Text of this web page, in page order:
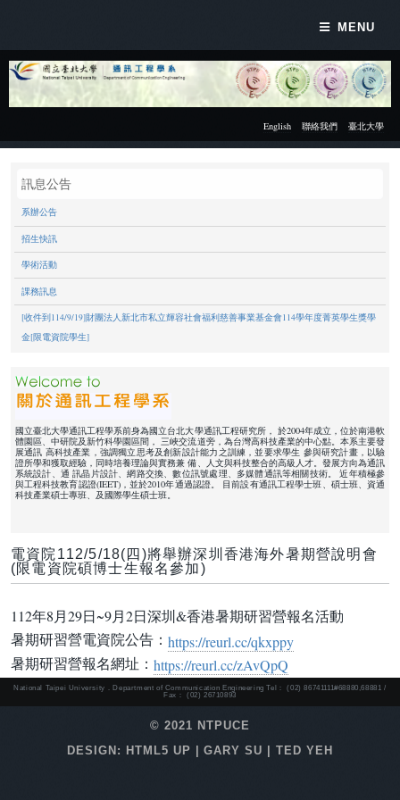
English 聯絡我們 臺北大學
訊息公告
系辦公告
招生快訊
學術活動
課務訊息
[收件到114/9/19]財團法人新北市私立輝容社會福利慈善事業基金會114學年度菁英學生獎學
金[限電資院學生]
國立臺北大學通訊工程學系前身為國立台北大學通訊工程研究所， 於2004年成立，位於南港軟
體園區、中研院及新竹科學園區間， 三峽交流道旁，為台灣高科技產業的中心點。本系主要發
展通訊 高科技產業，強調獨立思考及創新設計能力之訓練，並要求學生 參與研究計畫，以驗
證所學和獲取經驗，同時培養理論與實務兼 備、人文與科技整合的高級人才。發展方向為通訊
系統設計、通 訊晶片設計、網路交換、數位訊號處理、多媒體通訊等相關技術。 近年積極參
與工程科技教育認證(IEET)，並於2010年通過認證。 目前設有通訊工程學士班、碩士班、資通
科技產業碩士專班、及國際學生碩士班。
電資院112/5/18(四)將舉辦深圳香港海外暑期營說明會
(限電資院碩博士生報名參加)
112年8月29日~9月2日深圳&香港暑期研習營報名活動
暑期研習營電資院公告： https://reurl.cc/qkxppy
暑期研習營報名網址： https://reurl.cc/zAvQpQ
National Taipei University．Department of Communication Engineering Tel： (02) 86741111#68880,68881 /
Fax： (02) 26710893
© 2021 NTPUCE
DESIGN: HTML5 UP | GARY SU | TED YEH
MENU